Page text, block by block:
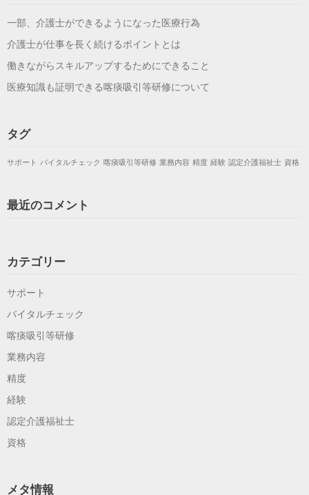
一部、介護士ができるようになった医療行為
介護士が仕事を長く続けるポイントとは
働きながらスキルアップするためにできること
医療知識も証明できる喀痰吸引等研修について
タグ
サポート バイタルチェック 喀痰吸引等研修 業務内容 精度 経験 認定介護福祉士 資格
最近のコメント
カテゴリー
サポート
バイタルチェック
喀痰吸引等研修
業務内容
精度
経験
認定介護福祉士
資格
メタ情報